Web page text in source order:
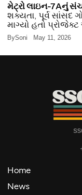
મેટ્રો લાઇન-7Aનું
શક્યતા, પૂર્વ સાંસદ
માગ્યો હતો
BySoni May 11, 2026
Home
News